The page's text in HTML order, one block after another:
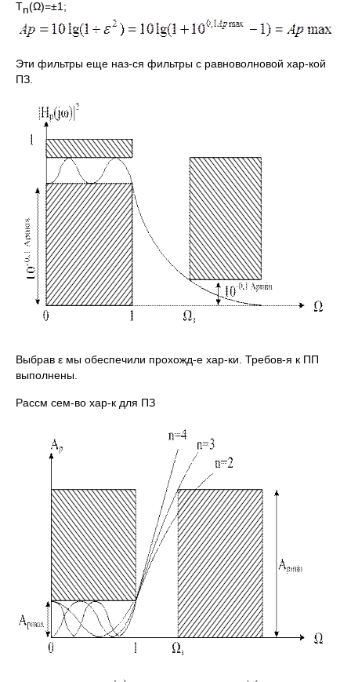
Тn(Ω)=±1;
Эти фильтры еще наз-ся фильтры с равноволновой хар-кой
ПЗ.
Выбрав ε мы обеспечили прохожд-е хар-ки. Требов-я к ПП
выполнены.
Рассм сем-во хар-к для ПЗ